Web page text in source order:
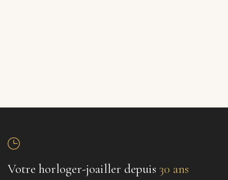
Votre horloger-joailler depuis 30 ans